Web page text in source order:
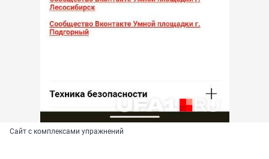
Сайт с комплексами упражнений